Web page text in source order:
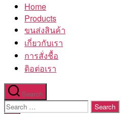
โรงงานHome
Products
ขนส่งสินค้า
เกี่ยวกับเรา
การสั่งชื้อ
ติอต่อเรา
Search
Search